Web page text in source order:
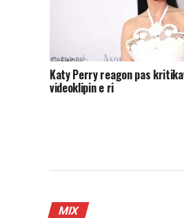
Katy Perry reagon pas
videoklipin e ri
MIX